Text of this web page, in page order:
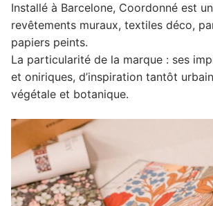
Installé à Barcelone, Coordonné est
revêtements muraux, textiles déco,
papiers peints.
La particularité de la marque : ses
et oniriques, d’inspiration tantôt
végétale et botanique.